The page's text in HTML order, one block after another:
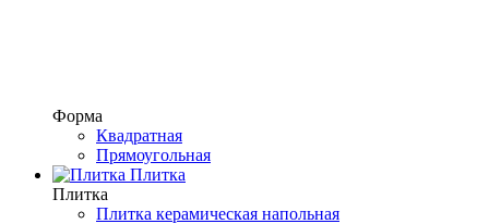
Форма
Квадратная
Прямоугольная
Плитка
Плитка
Плитка керамическая напольная